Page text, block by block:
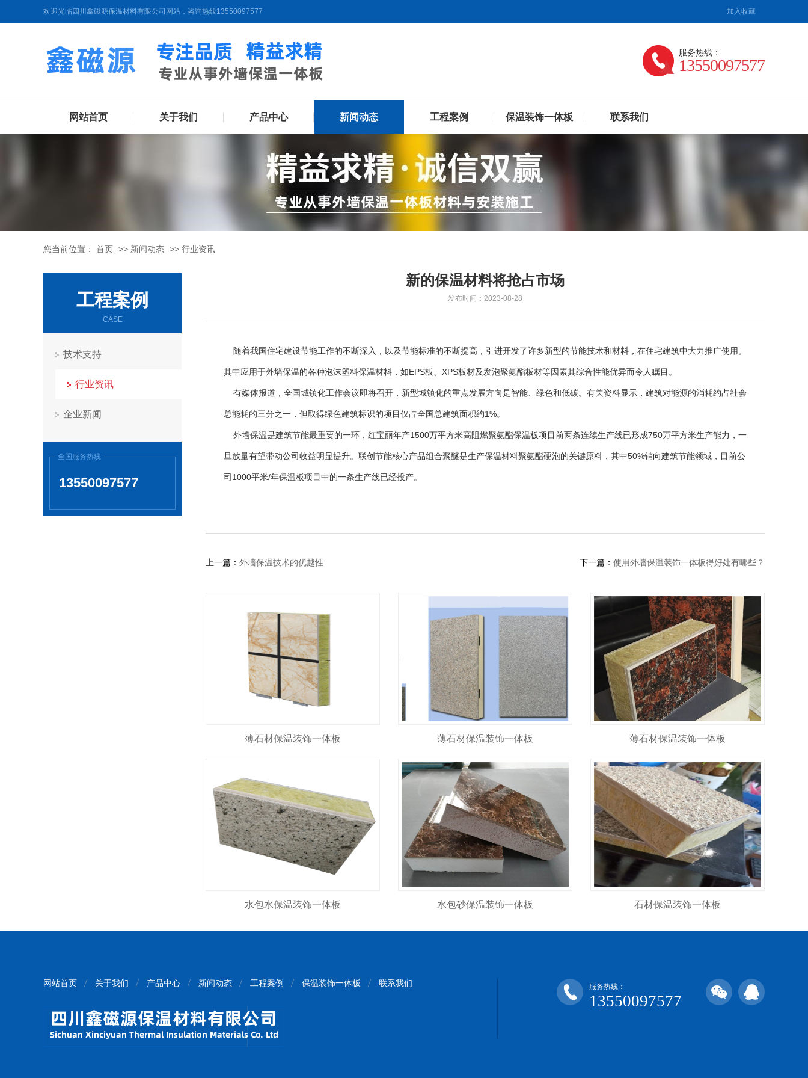
欢迎光临四川鑫磁源保温材料有限公司网站，咨询热线13550097577 加入收藏
服务热线：
13550097577
网站首页 关于我们 产品中心 新闻动态 工程案例 保温装饰一体板 联系我们
您当前位置： 首页 >> 新闻动态 >> 行业资讯
工程案例
CASE
技术支持
行业资讯
企业新闻
全国服务热线
13550097577
新的保温材料将抢占市场
发布时间：2023-08-28
随着我国住宅建设节能工作的不断深入，以及节能标准的不断提高，引进开发了许多新型的节能技术和材料，在住宅建筑中大力推广使用。
其中应用于外墙保温的各种泡沫塑料保温材料，如EPS板、XPS板材及发泡聚氨酯板材等因素其综合性能优异而令人瞩目。
有媒体报道，全国城镇化工作会议即将召开，新型城镇化的重点发展方向是智能、绿色和低碳。有关资料显示，建筑对能源的消耗约占社会
总能耗的三分之一，但取得绿色建筑标识的项目仅占全国总建筑面积约1%。
外墙保温是建筑节能最重要的一环，红宝丽年产1500万平方米高阻燃聚氨酯保温板项目前两条连续生产线已形成750万平方米生产能力，一
旦放量有望带动公司收益明显提升。联创节能核心产品组合聚醚是生产保温材料聚氨酯硬泡的关键原料，其中50%销向建筑节能领域，目前公
司1000平米/年保温板项目中的一条生产线已经投产。
上一篇： 外墙保温技术的优越性 下一篇： 使用外墙保温装饰一体板得好处有哪些？
薄石材保温装饰一体板 薄石材保温装饰一体板 薄石材保温装饰一体板
水包水保温装饰一体板 水包砂保温装饰一体板 石材保温装饰一体板
网站首页 关于我们 产品中心 新闻动态 工程案例 保温装饰一体板 联系我们 服务热线：
13550097577